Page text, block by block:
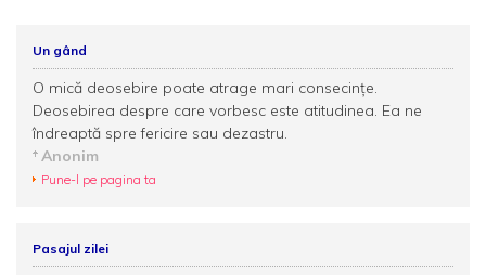
Un gând
O mică deosebire poate atrage mari consecinţe.
Deosebirea despre care vorbesc este atitudinea. Ea ne
îndreaptă spre fericire sau dezastru.
Anonim
Pune-l pe pagina ta
Pasajul zilei